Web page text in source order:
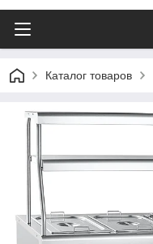
Каталог товаров